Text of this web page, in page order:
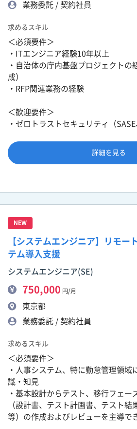
業務委託 / 契約社員
求めるスキル
＜必須要件＞
・ITエンジニア経験10年以上
・自治体の庁内基盤プロジェクトの
成）
・RFP関連業務の経験
＜歓迎要件＞
・ゼロトラストセキュリティ（
詳細を見る
NEW
【システムエンジニア】リモー
テム導入支援
システムエンジニア(SE)
750,000 円/月
東京都
業務委託 / 契約社員
求めるスキル
＜必須要件＞
・人事システム、特に勤怠管理領域
識・知見
・基本設計からテスト、移行フェー
（設計書、テスト計画書、テスト結
等）の作成およびレビューを主導で